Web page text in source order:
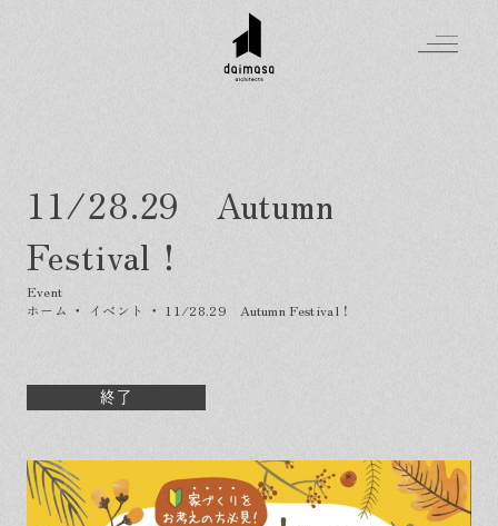
11/28.29 Autumn
Festival！
ホーム ・ イベント ・ 11/28.29 Autumn Festival！
終了
Greeting
はじめましての方へ
Made in DAIMASA
私たちの想い
素材のこだわり
家づくりの流れ
保証とサポート
For customer
スタイル集
気軽に相談会
よくある質問
お知らせ
Company
スタッフ紹介
採用情報
資料請求
お問い合わせ